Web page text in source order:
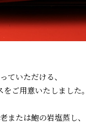
ていただける、
ご用意いたしました。
または鮑の岩塩蒸し、